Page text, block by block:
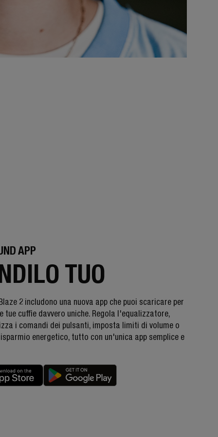
APP
TUO
2 includono una nuova app che puoi scaricare per
tue cuffie davvero uniche. Regola l'equalizzatore,
i comandi dei pulsanti, imposta limiti di volume o
energetico, tutto con un'unica app semplice e